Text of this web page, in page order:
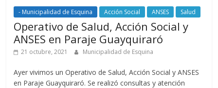
- Municipalidad de Esquina Acción Social ANSES Salud
Operativo de Salud, Acción Social y
ANSES en Paraje Guayquiraró
21 octubre, 2021 Municipalidad de Esquina
Ayer vivimos un Operativo de Salud, Acción Social y ANSES
en Paraje Guayquiraró. Se realizó consultas y atención